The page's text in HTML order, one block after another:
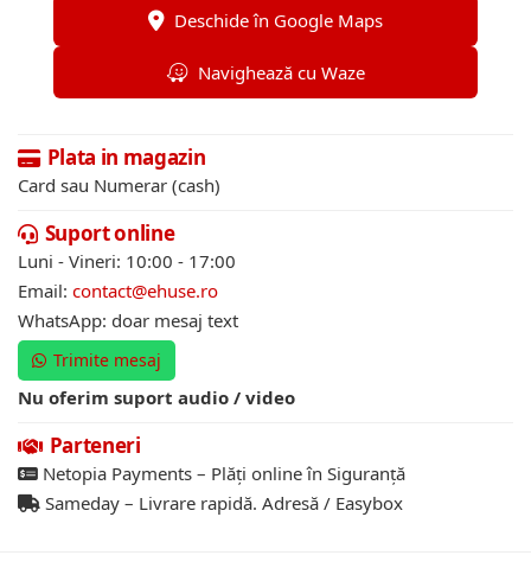
Deschide în Google Maps
Navighează cu Waze
Plata in magazin
Card sau Numerar (cash)
Suport online
Luni - Vineri: 10:00 - 17:00
Email: contact@ehuse.ro
WhatsApp: doar mesaj text
Trimite mesaj
Nu oferim suport audio / video
Parteneri
Netopia Payments – Plăți online în Siguranță
Sameday – Livrare rapidă. Adresă / Easybox